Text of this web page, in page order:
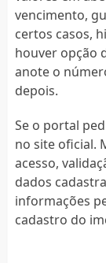
vencimento,
certos casos,
houver opção
anote o
depois.
Se o portal
no site oficial.
acesso,
dados
informações
cadastro do